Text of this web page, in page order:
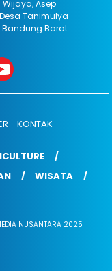
Asep
Tanimulya
Barat
KONTAK
WISATA
NUSANTARA 2025